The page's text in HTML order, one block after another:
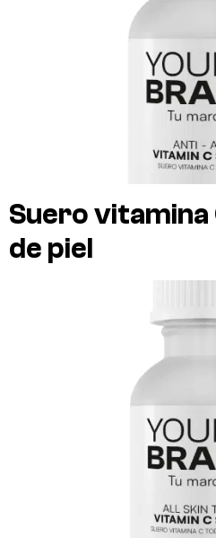
Suero
de piel